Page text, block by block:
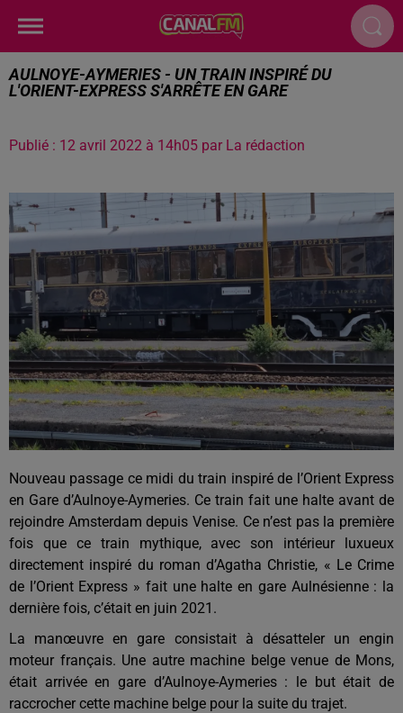
AULNOYE-AYMERIES - UN TRAIN INSPIRÉ DU
L'ORIENT-EXPRESS S'ARRÊTE EN GARE
Publié : 12 avril 2022 à 14h05 par La rédaction
Nouveau passage ce midi du train inspiré de l’Orient Express
en Gare d’Aulnoye-Aymeries. Ce train fait une halte avant de
rejoindre Amsterdam depuis Venise. Ce n’est pas la première
fois que ce train mythique, avec son intérieur luxueux
directement inspiré du roman d’Agatha Christie, « Le Crime
de l’Orient Express » fait une halte en gare Aulnésienne : la
dernière fois, c’était en juin 2021.
La manœuvre en gare consistait à désatteler un engin
moteur français. Une autre machine belge venue de Mons,
était arrivée en gare d’Aulnoye-Aymeries : le but était de
raccrocher cette machine belge pour la suite du trajet.